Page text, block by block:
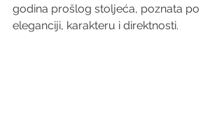
godina prošlog stoljeća, poznata po
eleganciji, karakteru i direktnosti.